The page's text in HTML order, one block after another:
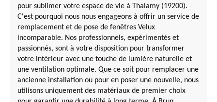
pour sublimer votre espace de vie à Thalamy (19200).
C'est pourquoi nous nous engageons à offrir un service de
remplacement et de pose de fenêtres Velux
incomparable. Nos professionnels, expérimentés et
passionnés, sont à votre disposition pour transformer
votre intérieur avec une touche de lumière naturelle et
une ventilation optimale. Que ce soit pour remplacer une
ancienne installation ou pour en poser une nouvelle, nous
utilisons uniquement des matériaux de premier choix